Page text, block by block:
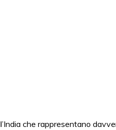
che rappresentano